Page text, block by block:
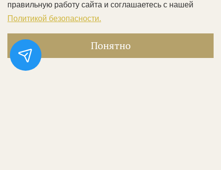
правильную работу сайта и соглашаетесь с нашей
Политикой безопасности.
Понятно